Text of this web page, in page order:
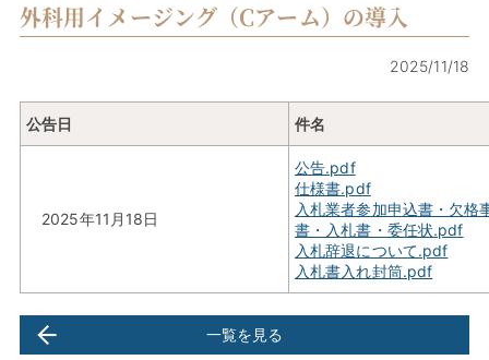
外科用イメージング（Cアーム）の導入
2025/11/18
公告日 件名
2025年11月18日
公告.pdf
仕様書.pdf
入札業者参加申込書・欠格
書・入札書・委任状.pdf
入札辞退について.pdf
入札書入れ封筒.pdf
一覧を見る